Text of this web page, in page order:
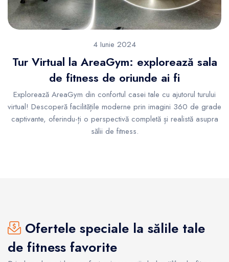
4 Iunie 2024
Tur Virtual la AreaGym: explorează sala
de fitness de oriunde ai fi
Explorează AreaGym din confortul casei tale cu ajutorul turului
virtual! Descoperă facilitățile moderne prin imagini 360 de grade
captivante, oferindu-ți o perspectivă completă și realistă asupra
sălii de fitness.
Ofertele speciale la sălile tale
de fitness favorite